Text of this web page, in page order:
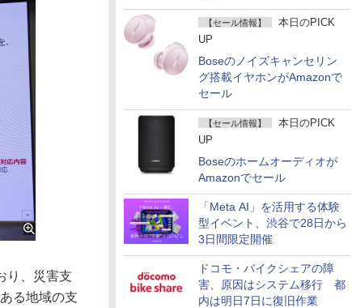
【セール情報】
本日のPICK
UP
Boseのノイズキャンセリン
グ搭載イヤホンがAmazonで
セール
【セール情報】
本日のPICK
UP
Boseのホームオーディオが
Amazonでセール
「Meta AI」を活用する体験
型イベント、渋谷で28日から
3日間限定開催
ドコモ・バイクシェアの障
害、原因はシステム移行 都
内は明日7日に復旧作業
り、災害支
る地域の支